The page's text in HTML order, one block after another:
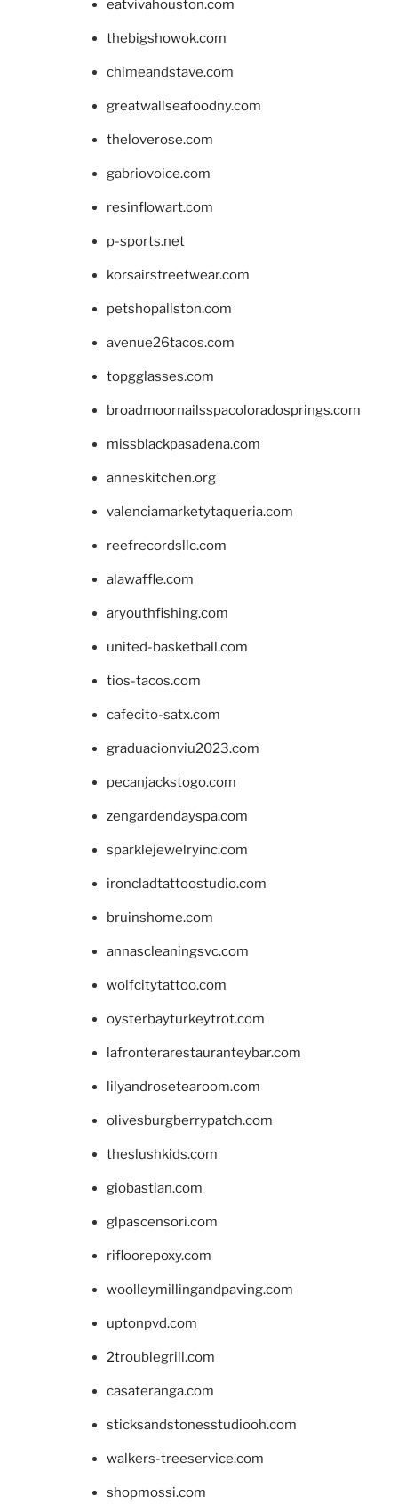
eatvivahouston.com
thebigshowok.com
chimeandstave.com
greatwallseafoodny.com
theloverose.com
gabriovoice.com
resinflowart.com
p-sports.net
korsairstreetwear.com
petshopallston.com
avenue26tacos.com
topgglasses.com
broadmoornailsspacoloradosprings.com
missblackpasadena.com
anneskitchen.org
valenciamarketytaqueria.com
reefrecordsllc.com
alawaffle.com
aryouthfishing.com
united-basketball.com
tios-tacos.com
cafecito-satx.com
graduacionviu2023.com
pecanjackstogo.com
zengardendayspa.com
sparklejewelryinc.com
ironcladtattoostudio.com
bruinshome.com
annascleaningsvc.com
wolfcitytattoo.com
oysterbayturkeytrot.com
lafronterarestauranteybar.com
lilyandrosetearoom.com
olivesburgberrypatch.com
theslushkids.com
giobastian.com
glpascensori.com
rifloorepoxy.com
woolleymillingandpaving.com
uptonpvd.com
2troublegrill.com
casateranga.com
sticksandstonesstudiooh.com
walkers-treeservice.com
shopmossi.com